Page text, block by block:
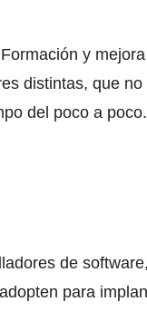
y
distintas, que
del poco a poco.
de
para